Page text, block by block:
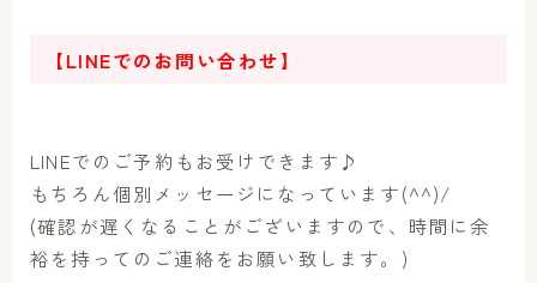
【LINEでのお問い合わせ】
LINEでのご予約もお受けできます♪
もちろん個別メッセージになっています(^^)/
(確認が遅くなることがございますので、時間に余
裕を持ってのご連絡をお願い致します。)